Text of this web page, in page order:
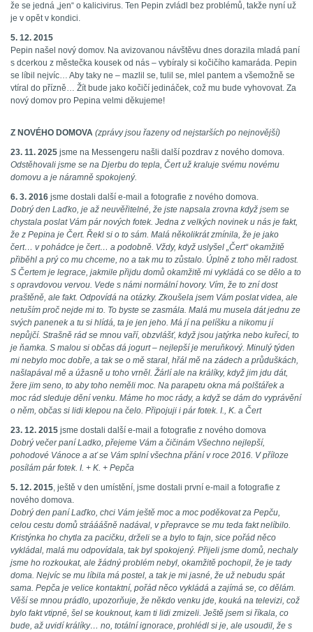
že se jedná „jen“ o kalicivirus. Ten Pepin zvládl bez problémů, takže nyní už
je v opět v kondici.
5. 12. 2015
Pepin našel nový domov. Na avizovanou návštěvu dnes dorazila mladá paní
s dcerkou z městečka kousek od nás – vybíraly si kočičího kamaráda. Pepin
se líbil nejvíc… Aby taky ne – mazlil se, tulil se, mlel pantem a všemožně se
vtíral do přízně… Žít bude jako kočičí jedináček, což mu bude vyhovovat. Za
nový domov pro Pepina velmi děkujeme!
Z NOVÉHO DOMOVA (zprávy jsou řazeny od nejstarších po nejnovější)
23. 11. 2025 jsme na Messengeru našli další pozdrav z nového domova.
Odstěhovali jsme se na Djerbu do tepla, Čert už kraluje svému novému
domovu a je náramně spokojený.
6. 3. 2016 jsme dostali další e-mail a fotografie z nového domova.
Dobrý den Laďko, je až neuvěřitelné, že jste napsala zrovna když jsem se
chystala poslat Vám pár nových fotek. Jedna z velkých novinek u nás je fakt,
že z Pepina je Čert. Řekl si o to sám. Malá několikrát zmínila, že je jako
čert… v pohádce je čert… a podobně. Vždy, když uslyšel „Čert“ okamžitě
přiběhl a prý co mu chceme, no a tak mu to zůstalo. Úplně z toho měl radost.
S Čertem je legrace, jakmile přijdu domů okamžitě mi vykládá co se dělo a to
s opravdovou vervou. Vede s námi normální hovory. Vím, že to zní dost
praštěně, ale fakt. Odpovídá na otázky. Zkoušela jsem Vám poslat videa, ale
netuším proč nejde mi to. To byste se zasmála. Malá mu musela dát jednu ze
svých panenek a tu si hlídá, ta je jen jeho. Má jí na pelíšku a nikomu jí
nepůjčí. Strašně rád se mnou vaří, obzvlášť, když jsou jatýrka nebo kuřecí, to
je ňamka. S malou si občas dá jogurt – nejlepší je meruňkový. Minulý týden
mi nebylo moc dobře, a tak se o mě staral, hřál mě na zádech a průduškách,
našlapával mě a úžasně u toho vrněl. Žárlí ale na králíky, když jim jdu dát,
žere jim seno, to aby toho neměli moc. Na parapetu okna má polštářek a
moc rád sleduje dění venku. Máme ho moc rády, a když se dám do vyprávění
o něm, občas si lidi klepou na čelo. Připojuji i pár fotek. I., K. a Čert
23. 12. 2015 jsme dostali další e-mail a fotografie z nového domova
Dobrý večer paní Ladko, přejeme Vám a čičinám Všechno nejlepší,
pohodové Vánoce a ať se Vám splní všechna přání v roce 2016. V příloze
posílám pár fotek. I. + K. + Pepča
5. 12. 2015, ještě v den umístění, jsme dostali první e-mail a fotografie z
nového domova.
Dobrý den paní Laďko, chci Vám ještě moc a moc poděkovat za Pepču,
celou cestu domů strááášně nadával, v přepravce se mu teda fakt nelíbilo.
Kristýnka ho chytla za pacičku, drželi se a bylo to fajn, sice pořád něco
vykládal, malá mu odpovídala, tak byl spokojený. Přijeli jsme domů, nechaly
jsme ho rozkoukat, ale žádný problém nebyl, okamžitě pochopil, že je tady
doma. Nejvíc se mu líbila má postel, a tak je mi jasné, že už nebudu spát
sama. Pepča je velice kontaktní, pořád něco vykládá a zajímá se, co dělám.
Věší se mnou prádlo, upozorňuje, že někdo venku jde, kouká na televizi, což
bylo fakt vtipné, šel se kouknout, kam ti lidi zmizeli. Ještě jsem si říkala, co
bude, až uvidí králíky… no, totální ignorace, prohlédl si je, ale usoudil, že s